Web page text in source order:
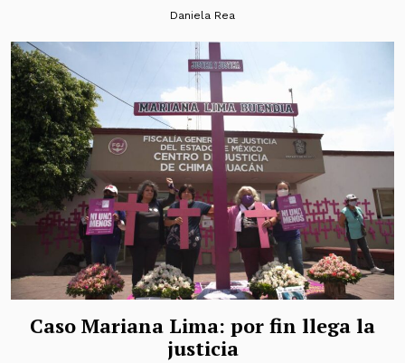
Daniela Rea
Caso Mariana Lima: por fin llega la
justicia